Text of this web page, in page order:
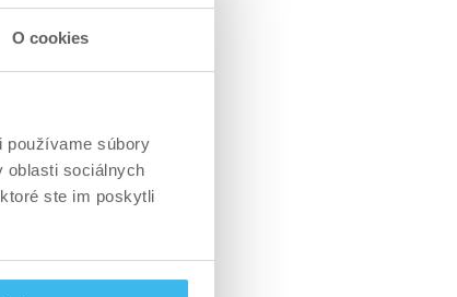
O cookies
používame súbory
oblasti sociálnych
ste im poskytli